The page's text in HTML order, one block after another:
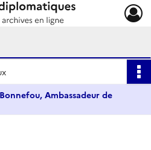
Ambassadeur de